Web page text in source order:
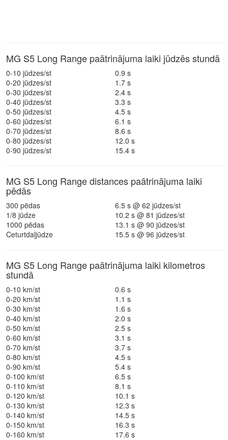
MG S5 Long Range paātrinājuma laiki jūdzēs stundā
0-10 jūdzes/st
0.9 s
0-20 jūdzes/st
1.7 s
0-30 jūdzes/st
2.4 s
0-40 jūdzes/st
3.3 s
0-50 jūdzes/st
4.5 s
0-60 jūdzes/st
6.1 s
0-70 jūdzes/st
8.6 s
0-80 jūdzes/st
12.0 s
0-90 jūdzes/st
15.4 s
MG S5 Long Range distances paātrinājuma laiki
pēdās
300 pēdas
6.5 s @ 62 jūdzes/st
1/8 jūdze
10.2 s @ 81 jūdzes/st
1000 pēdas
13.1 s @ 90 jūdzes/st
Ceturtdaļjūdze
15.5 s @ 96 jūdzes/st
MG S5 Long Range paātrinājuma laiki kilometros
stundā
0-10 km/st
0.6 s
0-20 km/st
1.1 s
0-30 km/st
1.6 s
0-40 km/st
2.0 s
0-50 km/st
2.5 s
0-60 km/st
3.1 s
0-70 km/st
3.7 s
0-80 km/st
4.5 s
0-90 km/st
5.4 s
0-100 km/st
6.5 s
0-110 km/st
8.1 s
0-120 km/st
10.1 s
0-130 km/st
12.3 s
0-140 km/st
14.5 s
0-150 km/st
16.3 s
0-160 km/st
17.6 s